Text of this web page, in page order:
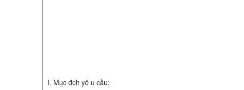
I. Mục đch yê u cầu: